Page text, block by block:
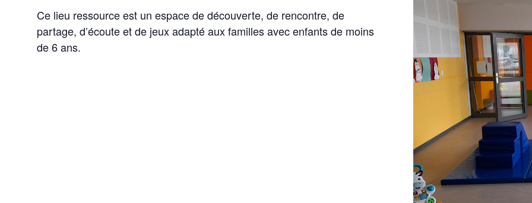
Ce lieu ressource est un espace de découverte, de rencontre, de
partage, d’écoute et de jeux adapté aux familles avec enfants de moins
de 6 ans.